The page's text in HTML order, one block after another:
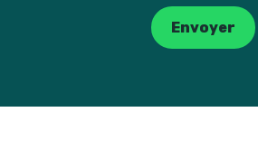
Envoyer